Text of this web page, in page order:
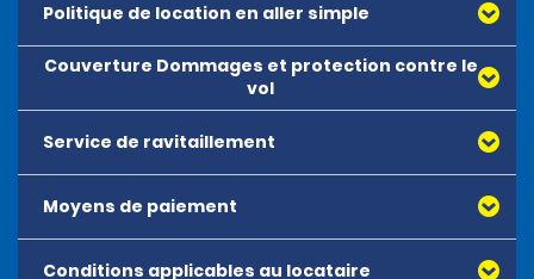
Politique de location en aller simple
Couverture Dommages et protection contre le
vol
Service de ravitaillement
Moyens de paiement
Toutes les principales cartes de débit ou de crédit,
Conditions applicables au locataire